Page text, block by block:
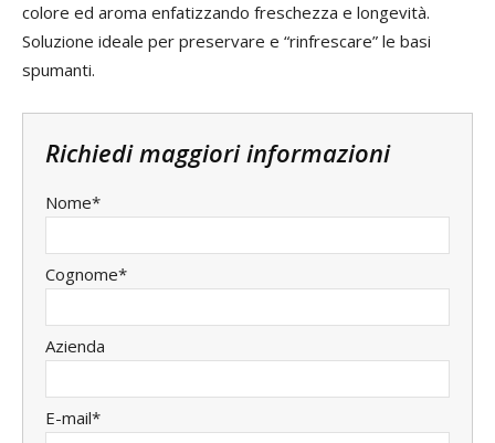
colore ed aroma enfatizzando freschezza e longevità.
Soluzione ideale per preservare e “rinfrescare” le basi
spumanti.
Richiedi maggiori informazioni
Nome*
Cognome*
Azienda
E-mail*